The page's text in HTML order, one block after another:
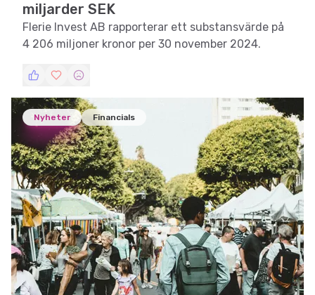
miljarder SEK
Flerie Invest AB rapporterar ett substansvärde på
4 206 miljoner kronor per 30 november 2024.
Nyheter Financials